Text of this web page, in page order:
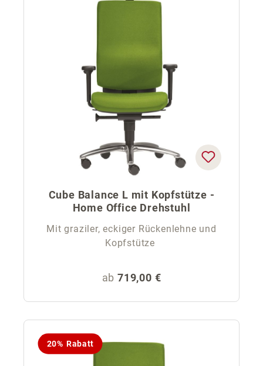
Cube Balance L mit Kopfstütze -
Home Office Drehstuhl
Mit graziler, eckiger Rückenlehne und
Kopfstütze
Regulärer Preis:
ab 719,00 €
20% Rabatt